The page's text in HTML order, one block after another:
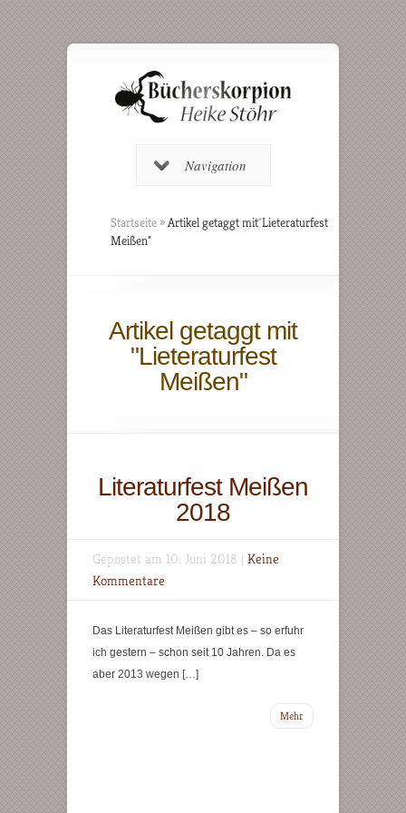
Navigation
Startseite »Artikel getaggt mit"Lieteraturfest
Meißen"
Artikel getaggt mit
"Lieteraturfest
Meißen"
Literaturfest Meißen
2018
Gepostet am 10. Juni 2018 | Keine
Kommentare
Das Literaturfest Meißen gibt es – so erfuhr
ich gestern – schon seit 10 Jahren. Da es
aber 2013 wegen […]
Mehr